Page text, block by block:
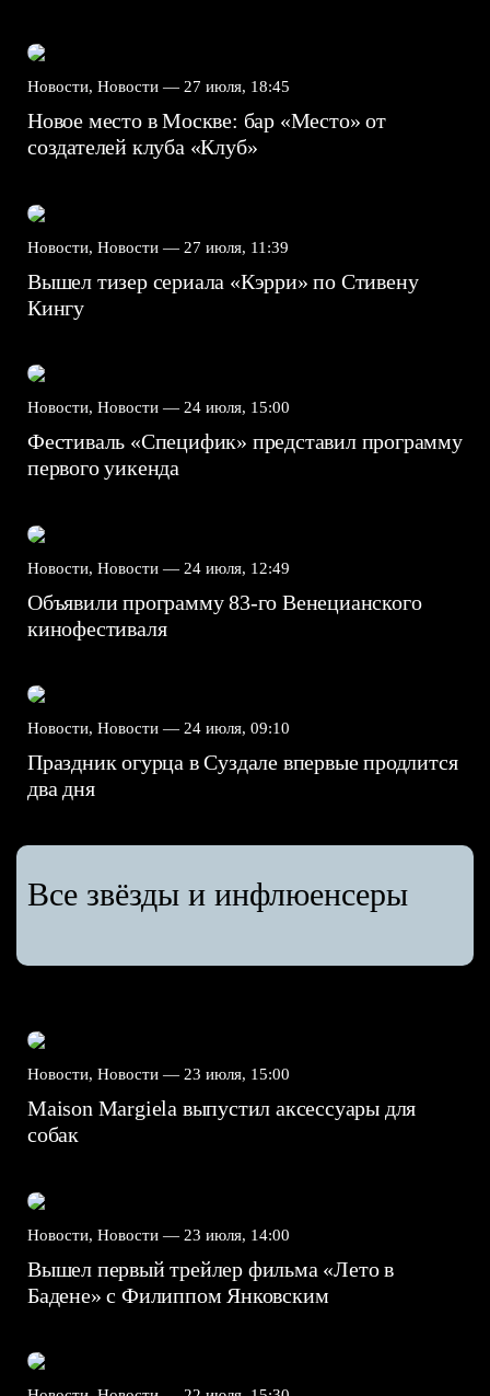
Новости, Новости — 27 июля, 18:45
Новое место в Москве: бар «Место» от
создателей клуба «Клуб»
Новости, Новости — 27 июля, 11:39
Вышел тизер сериала «Кэрри» по Стивену
Кингу
Новости, Новости — 24 июля, 15:00
Фестиваль «Специфик» представил программу
первого уикенда
Новости, Новости — 24 июля, 12:49
Объявили программу 83-го Венецианского
кинофестиваля
Новости, Новости — 24 июля, 09:10
Праздник огурца в Суздале впервые продлится
два дня
Все звёзды и инфлюенсеры
Новости, Новости — 23 июля, 15:00
Maison Margiela выпустил аксессуары для
собак
Новости, Новости — 23 июля, 14:00
Вышел первый трейлер фильма «Лето в
Бадене» с Филиппом Янковским